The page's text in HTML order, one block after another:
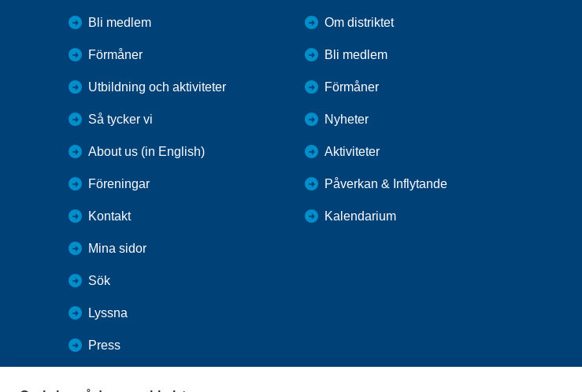
Bli medlem
Förmåner
Utbildning och aktiviteter
Så tycker vi
About us (in English)
Föreningar
Kontakt
Mina sidor
Sök
Lyssna
Press
Om distriktet
Bli medlem
Förmåner
Nyheter
Aktiviteter
Påverkan & Inflytande
Kalendarium